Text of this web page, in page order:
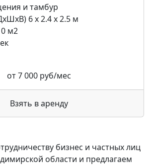
и тамбур
6 х 2.4 х 2.5 м
м2
от7 000руб/мес
Взять в аренду
бизнес и частных лиц
области и предлагаем